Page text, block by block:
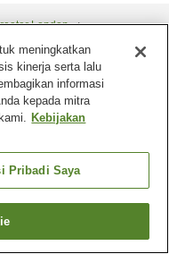
London
meningkatkan
kinerja serta lalu
informasi
kepada mitra
Kebijakan
Pribadi Saya